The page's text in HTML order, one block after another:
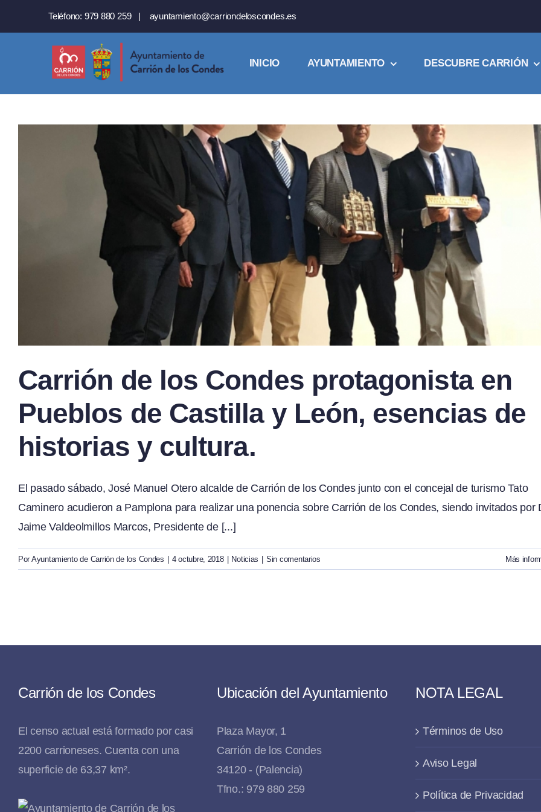
Teléfono: 979 880 259 | ayuntamiento@carriondeloscondes.es
INICIO AYUNTAMIENTO DESCUBRE CARRIÓN
Carrión de los Condes protagonista en
Pueblos de Castilla y León, esencias de
historias y cultura.
El pasado sábado, José Manuel Otero alcalde de Carrión de los Condes junto con el concejal de turismo Tato
Caminero acudieron a Pamplona para realizar una ponencia sobre Carrión de los Condes, siendo invitados por
Jaime Valdeolmillos Marcos, Presidente de [...]
Por Ayuntamiento de Carrión de los Condes 4 octubre, 2018 Noticias Sin comentarios Más
Carrión de los Condes
El censo actual está formado por casi
2200 carrioneses. Cuenta con una
superficie de 63,37 km².
Ubicación del Ayuntamiento
Plaza Mayor, 1
Carrión de los Condes
34120 - (Palencia)
Tfno.: 979 880 259
NOTA LEGAL
Términos de Uso
Aviso Legal
Política de Privacidad